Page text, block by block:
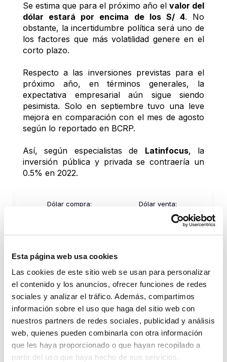
Esta página web usa cookies
Las cookies de este sitio web se usan para personalizar
el contenido y los anuncios, ofrecer funciones de redes
sociales y analizar el tráfico. Además, compartimos
información sobre el uso que haga del sitio web con
nuestros partners de redes sociales, publicidad y análisis
web, quienes pueden combinarla con otra información
que les haya proporcionado o que hayan recopilado a
partir del uso que haya hecho de sus servicios.
Se estima que para el próximo año el valor del
dólar estará por encima de los S/ 4. No
obstante, la incertidumbre política será uno de
los factores que más volatilidad genere en el
corto plazo.
Respecto a las inversiones previstas para el
próximo año, en términos generales, la
expectativa empresarial aún sigue siendo
pesimista. Solo en septiembre tuvo una leve
mejora en comparación con el mes de agosto
según lo reportado en BCRP.
Así, según especialistas de Latinfocus, la
inversión pública y privada se contraería un
0.5% en 2022.
Dólar compra: Dólar venta:
3.4090
Monto mínimo S/3.41
S/
Recibo dólares